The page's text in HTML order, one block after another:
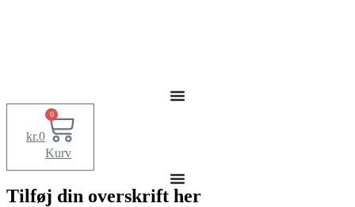
kr.0
0
Kurv
Tilføj din overskrift her